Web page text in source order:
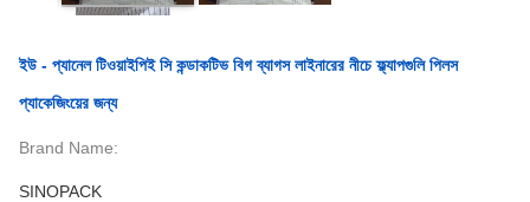
ইউ - প্যানেল টিওয়াইপিই সি কন্ডাকটিভ বিগ ব্যাগস লাইনারের নীচে ফ্ল্যাপগুলি পিলস
প্যাকেজিংয়ের জন্য
Brand Name:
SINOPACK